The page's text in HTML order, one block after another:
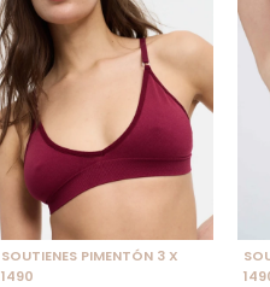
SELECCIONAR TALLE
SOUTIENES PIMENTÓN 3 X
1490